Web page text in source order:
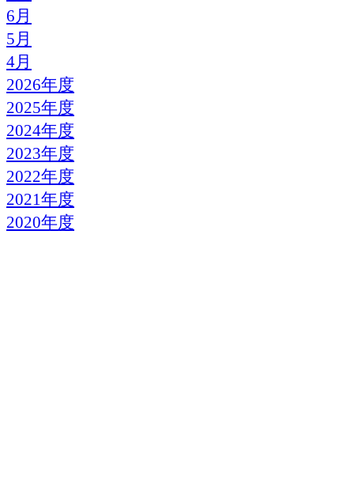
6月
5月
4月
2026年度
2025年度
2024年度
2023年度
2022年度
2021年度
2020年度